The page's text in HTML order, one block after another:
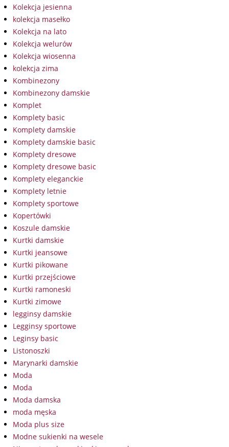
Kolekcja jesienna
kolekcja masełko
Kolekcja na lato
Kolekcja welurów
Kolekcja wiosenna
kolekcja zima
Kombinezony
Kombinezony damskie
Komplet
Komplety basic
Komplety damskie
Komplety damskie basic
Komplety dresowe
Komplety dresowe basic
Komplety eleganckie
Komplety letnie
Komplety sportowe
Kopertówki
Koszule damskie
Kurtki damskie
Kurtki jeansowe
Kurtki pikowane
Kurtki przejściowe
Kurtki ramoneski
Kurtki zimowe
legginsy damskie
Legginsy sportowe
Leginsy basic
Listonoszki
Marynarki damskie
Moda
Moda
Moda damska
moda męska
Moda plus size
Modne sukienki na wesele